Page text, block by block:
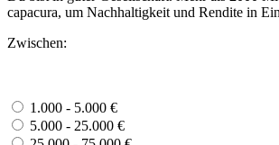
capacura, um Nachhaltigkeit und Rendite in
Zwischen:
1.000 - 5.000 €
5.000 - 25.000 €